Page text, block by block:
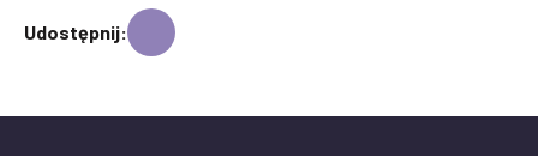
Udostępnij: